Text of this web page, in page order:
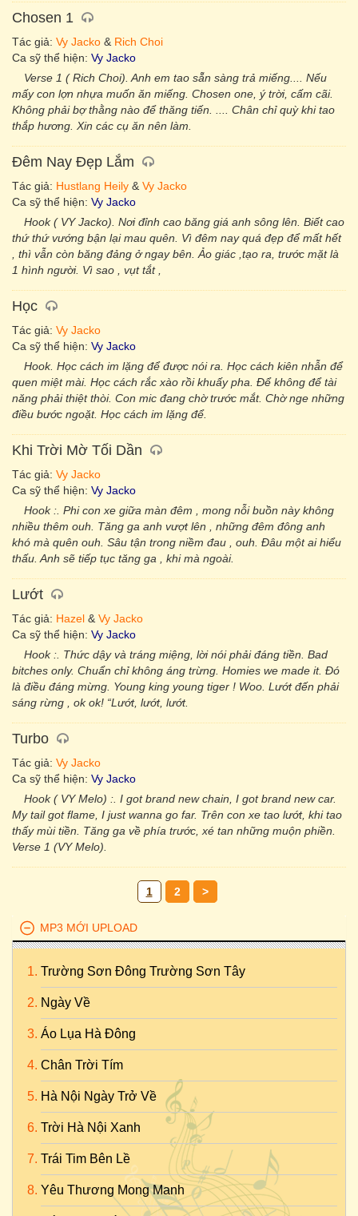
Chosen 1
Tác giả: Vy Jacko & Rich Choi
Ca sỹ thể hiện: Vy Jacko
Verse 1 ( Rich Choi). Anh em tao sẵn sàng trả miếng.... Nếu
mấy con lợn nhựa muốn ăn miếng. Chosen one, ý trời, cấm cãi.
Không phải bợ thằng nào để thăng tiến. .... Chân chỉ quỳ khi tao
thắp hương. Xin các cụ ăn nên làm.
Đêm Nay Đẹp Lắm
Tác giả: Hustlang Heily & Vy Jacko
Ca sỹ thể hiện: Vy Jacko
Hook ( VY Jacko). Nơi đỉnh cao băng giá anh sông lên. Biết cao
thứ thứ vướng bận lại mau quên. Vì đêm nay quá đẹp để mất hết
, thì vẫn còn băng đảng ở ngay bên. Ảo giác ,tạo ra, trước mặt là
1 hình người. Vì sao , vụt tắt ,
Học
Tác giả: Vy Jacko
Ca sỹ thể hiện: Vy Jacko
Hook. Học cách im lặng để được nói ra. Học cách kiên nhẫn để
quen miệt mài. Học cách rắc xào rồi khuấy pha. Để không để tài
năng phải thiệt thòi. Con mic đang chờ trước mắt. Chờ nge những
điều bước ngoặt. Học cách im lặng để.
Khi Trời Mờ Tối Dần
Tác giả: Vy Jacko
Ca sỹ thể hiện: Vy Jacko
Hook :. Phi con xe giữa màn đêm , mong nỗi buồn này không
nhiều thêm ouh. Tăng ga anh vượt lên , những đêm đông anh
khó mà quên ouh. Sâu tận trong niềm đau , ouh. Đâu một ai hiểu
thấu. Anh sẽ tiếp tục tăng ga , khi mà ngoài.
Lướt
Tác giả: Hazel & Vy Jacko
Ca sỹ thể hiện: Vy Jacko
Hook :. Thức dậy và tráng miệng, lời nói phải đáng tiền. Bad
bitches only. Chuẩn chỉ không áng trừng. Homies we made it. Đó
là điều đáng mừng. Young king young tiger ! Woo. Lướt đến phải
sáng rừng , ok ok! “Lướt, lướt, lướt.
Turbo
Tác giả: Vy Jacko
Ca sỹ thể hiện: Vy Jacko
Hook ( VY Melo) :. I got brand new chain, I got brand new car.
My tail got flame, I just wanna go far. Trên con xe tao lướt, khi tao
thấy mùi tiền. Tăng ga về phía trước, xé tan những muộn phiền.
Verse 1 (VY Melo).
1 2 >
MP3 MỚI UPLOAD
Trường Sơn Đông Trường Sơn Tây
Ngày Về
Áo Lụa Hà Đông
Chân Trời Tím
Hà Nội Ngày Trở Về
Trời Hà Nội Xanh
Trái Tim Bên Lề
Yêu Thương Mong Manh